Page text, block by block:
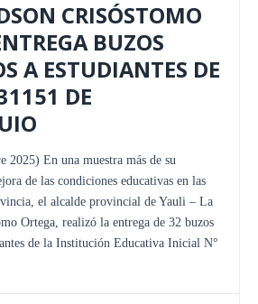
CRISÓSTOMO
BUZOS
A ESTUDIANTES DE
DE
2025) En una muestra más de su
de las condiciones educativas en las
el alcalde provincial de Yauli – La
Ortega, realizó la entrega de 32 buzos
de la Institución Educativa Inicial N°